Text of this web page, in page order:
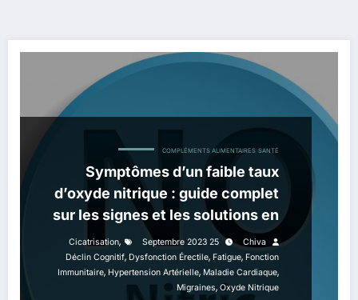
COMPLÉMENTS ALIMENTAIRES SANTÉ
Symptômes d’un faible taux
d’oxyde nitrique : guide complet
sur les signes et les solutions en
cas de carence en oxyde
nitrique
Chiva
25 Septembre 2023
Cicatrisation,
Déclin Cognitif, Dysfonction Érectile, Fatigue, Fonction
Immunitaire, Hypertension Artérielle, Maladie Cardiaque,
Migraines, Oxyde Nitrique